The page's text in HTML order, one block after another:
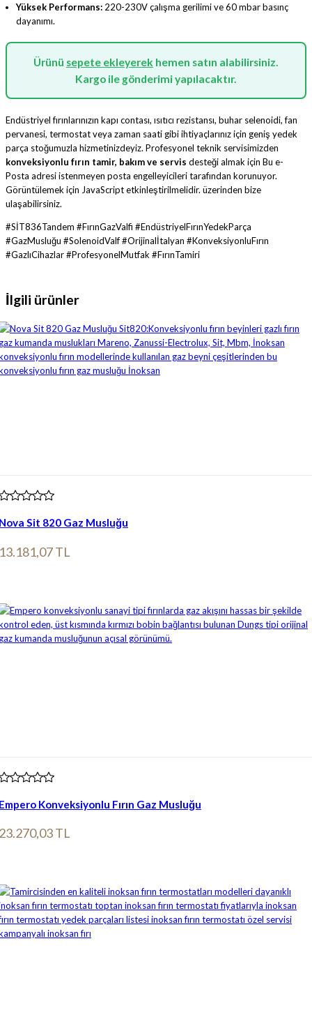
Yüksek Performans: 220-230V çalışma gerilimi ve 60 mbar basınç
dayanımı.
Ürünü sepete ekleyerek hemen satın alabilirsiniz.
Kargo ile gönderimi yapılacaktır.
Endüstriyel fırınlarınızın kapı contası, ısıtıcı rezistansı, buhar selenoidi, fan
pervanesi, termostat veya zaman saati gibi ihtiyaçlarınız için geniş yedek
parça stoğumuzla hizmetinizdeyiz. Profesyonel teknik servisimizden
konveksiyonlu fırın tamir, bakım ve servis desteği almak için Bu e-
Posta adresi istenmeyen posta engelleyicileri tarafından korunuyor.
Görüntülemek için JavaScript etkinleştirilmelidir. üzerinden bize
ulaşabilirsiniz.
#SİT836Tandem #FırınGazValfi #EndüstriyelFırınYedekParça
#GazMusluğu #SolenoidValf #Orijinalİtalyan #KonveksiyonluFırın
#GazlıCihazlar #ProfesyonelMutfak #FırınTamiri
İlgili ürünler
Sit 820 Gaz Musluğu
TL
Konveksiyonlu Fırın Gaz Musluğu
TL